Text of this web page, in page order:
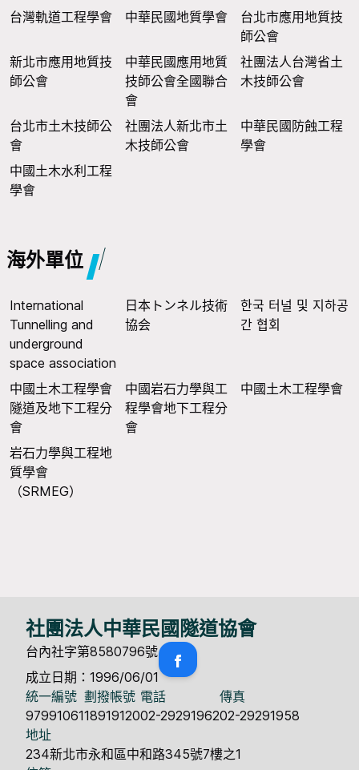
台灣軌道工程學會
中華民國地質學會
台北市應用地質技
師公會
新北市應用地質技
師公會
中華民國應用地質
技師公會全國聯合
會
社團法人台灣省土
木技師公會
台北市土木技師公
會
社團法人新北市土
木技師公會
中華民國防蝕工程
學會
中國土木水利工程
學會
海外單位
International
Tunnelling and
underground
space association
日本トンネル技術
協会
한국 터널 및 지하공
간 협회
中國土木工程學會
隧道及地下工程分
會
中國岩石力學與工
程學會地下工程分
會
中國土木工程學會
岩石力學與工程地
質學會
（SRMEG）
社團法人中華民國隧道協會
台內社字第8580796號
成立日期：1996/06/01
統一編號
97991061
劃撥帳號
18919120
電話
02-29291962
傳真
02-29291958
地址
234新北市永和區中和路345號7樓之1